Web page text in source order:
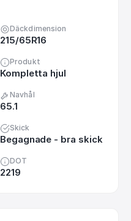
Däckdimension
215/65R16
Produkt
Kompletta hjul
Navhål
65.1
Skick
Begagnade - bra skick
DOT
2219